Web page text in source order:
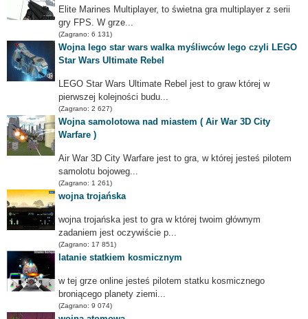
Elite Marines Multiplayer, to świetna gra multiplayer z serii
gry FPS. W grze...
(Zagrano: 6 131)
Wojna lego star wars walka myśliwców lego czyli LEGO
Star Wars Ultimate Rebel
LEGO Star Wars Ultimate Rebel jest to graw której w
pierwszej kolejności budu...
(Zagrano: 2 627)
Wojna samolotowa nad miastem ( Air War 3D City
Warfare )
Air War 3D City Warfare jest to gra, w której jesteś pilotem
samolotu bojoweg...
(Zagrano: 1 261)
wojna trojańska
wojna trojańska jest to gra w której twoim głównym
zadaniem jest oczywiście p...
(Zagrano: 17 851)
latanie statkiem kosmicznym
w tej grze online jesteś pilotem statku kosmicznego
broniącego planety ziemi...
(Zagrano: 9 074)